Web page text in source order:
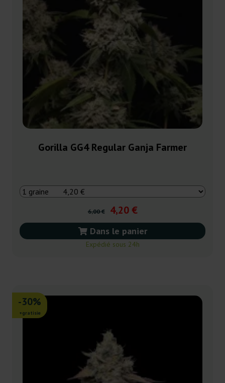
Gorilla GG4 Regular Ganja Farmer
6,00 € 4,20 €
Dans le panier
Expédié sous 24h
-30%
+gratisie